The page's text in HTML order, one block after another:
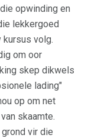
opwinding en
lekkergoed
kursus volg.
om oor
skep dikwels
lading"
op om net
skaamte.
vir die